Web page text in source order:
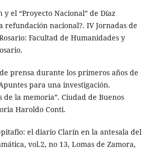
y el “Proyecto Nacional” de Díaz
refundación nacional?. IV Jornadas de
Facultad de Humanidades y
de prensa durante los primeros años de
para una investigación.
la memoria”. Ciudad de Buenos
Haroldo Conti.
epitafio: el diario Clarín en la antesala del
vol.2, no 13, Lomas de Zamora,